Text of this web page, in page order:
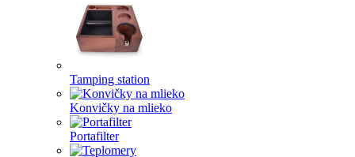
Tamping station
Konvičky na mlieko
Portafilter